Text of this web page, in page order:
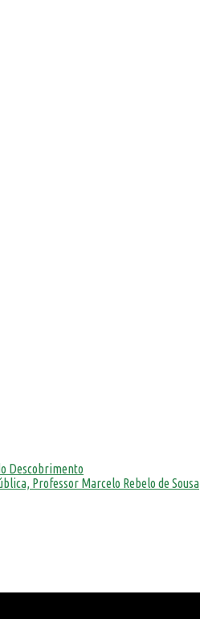
Descobrimento
Professor Marcelo Rebelo de Sousa